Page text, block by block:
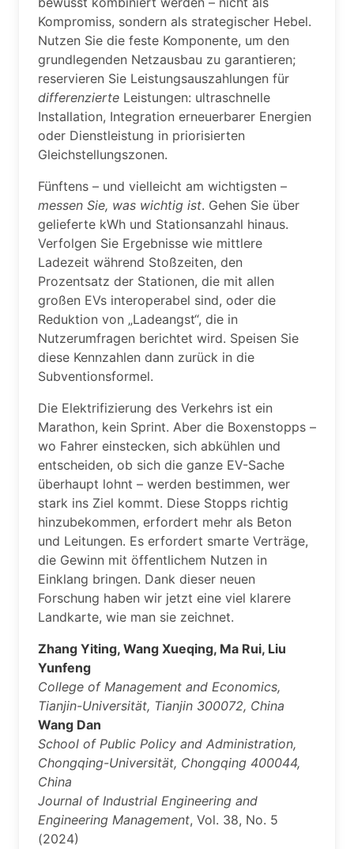
Kompromiss, sondern als strategischer Hebel.
Nutzen Sie die feste Komponente, um den
grundlegenden Netzausbau zu garantieren;
reservieren Sie Leistungsauszahlungen für
differenzierte Leistungen: ultraschnelle
Installation, Integration erneuerbarer Energien
oder Dienstleistung in priorisierten
Gleichstellungszonen.
Fünftens – und vielleicht am wichtigsten –
messen Sie, was wichtig ist. Gehen Sie über
gelieferte kWh und Stationsanzahl hinaus.
Verfolgen Sie Ergebnisse wie mittlere
Ladezeit während Stoßzeiten, den
Prozentsatz der Stationen, die mit allen
großen EVs interoperabel sind, oder die
Reduktion von „Ladeangst“, die in
Nutzerumfragen berichtet wird. Speisen Sie
diese Kennzahlen dann zurück in die
Subventionsformel.
Die Elektrifizierung des Verkehrs ist ein
Marathon, kein Sprint. Aber die Boxenstopps –
wo Fahrer einstecken, sich abkühlen und
entscheiden, ob sich die ganze EV-Sache
überhaupt lohnt – werden bestimmen, wer
stark ins Ziel kommt. Diese Stopps richtig
hinzubekommen, erfordert mehr als Beton
und Leitungen. Es erfordert smarte Verträge,
die Gewinn mit öffentlichem Nutzen in
Einklang bringen. Dank dieser neuen
Forschung haben wir jetzt eine viel klarere
Landkarte, wie man sie zeichnet.
Zhang Yiting, Wang Xueqing, Ma Rui, Liu
Yunfeng
College of Management and Economics,
Tianjin-Universität, Tianjin 300072, China
Wang Dan
School of Public Policy and Administration,
Chongqing-Universität, Chongqing 400044,
China
Journal of Industrial Engineering and
Engineering Management, Vol. 38, No. 5
(2024)